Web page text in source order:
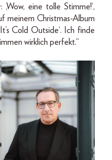
eine tolle Stimme!‘,
meinem Christmas-Album
Cold Outside‘. Ich finde
wirklich perfekt.“